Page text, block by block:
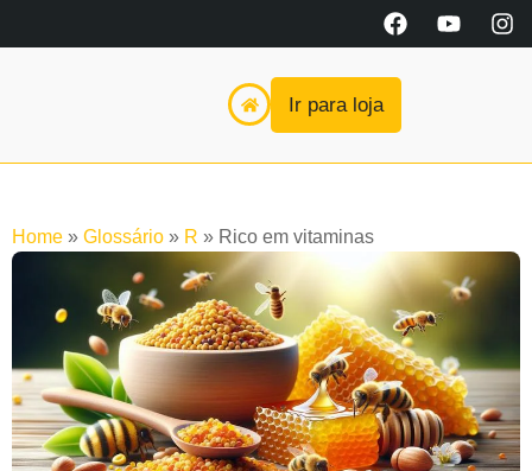
Ir para loja
Home » Glossário » R » Rico em vitaminas